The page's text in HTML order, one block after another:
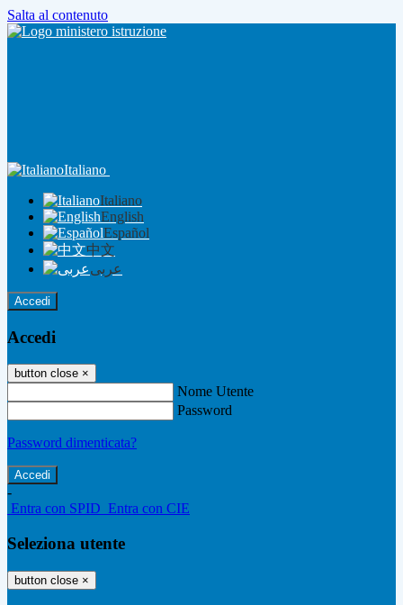
Salta al contenuto
Italiano
Italiano
English
Español
中文
عربى
Accedi
Accedi
button close ×
Nome Utente
Password
Password dimenticata?
-
Entra con SPID Entra con CIE
Seleziona utente
button close ×